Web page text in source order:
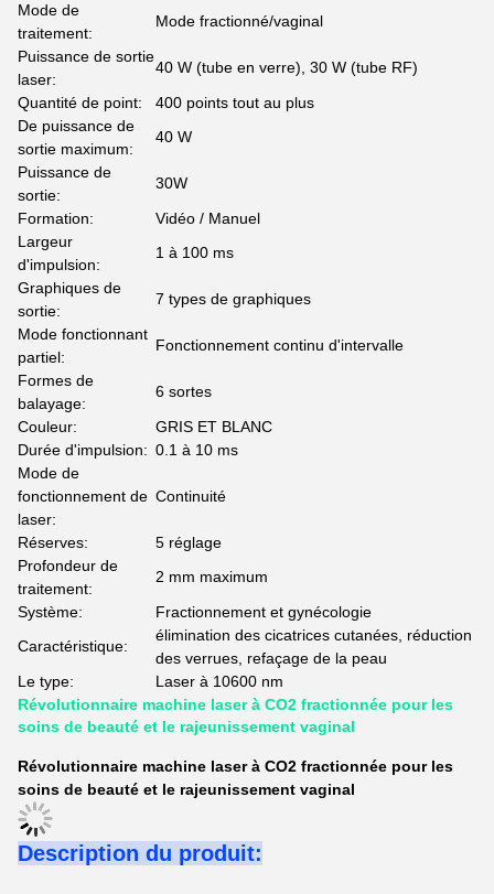
Mode de
traitement:
Mode fractionné/vaginal
Puissance de sortie
laser:
40 W (tube en verre), 30 W (tube RF)
Quantité de point:
400 points tout au plus
De puissance de
sortie maximum:
40 W
Puissance de
sortie:
30W
Formation:
Vidéo / Manuel
Largeur
d'impulsion:
1 à 100 ms
Graphiques de
sortie:
7 types de graphiques
Mode fonctionnant
partiel:
Fonctionnement continu d'intervalle
Formes de
balayage:
6 sortes
Couleur:
GRIS ET BLANC
Durée d'impulsion: 0.1 à 10 ms
Mode de
fonctionnement de
laser:
Continuité
Réserves:
5 réglage
Profondeur de
traitement:
2 mm maximum
Système:
Fractionnement et gynécologie
Caractéristique:
élimination des cicatrices cutanées, réduction
des verrues, refaçage de la peau
Le type:
Laser à 10600 nm
Révolutionnaire machine laser à CO2 fractionnée pour les
soins de beauté et le rajeunissement vaginal
Révolutionnaire machine laser à CO2 fractionnée pour les
soins de beauté et le rajeunissement vaginal
Description du produit: